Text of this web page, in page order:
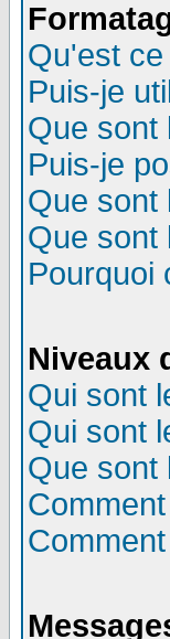
Qu'est
Puis-je
Que sont
Puis-je
Que sont
Que sont
Pourquoi
Niveaux
Qui sont
Qui sont
Que sont